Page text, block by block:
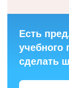
Есть
учебного
сделать